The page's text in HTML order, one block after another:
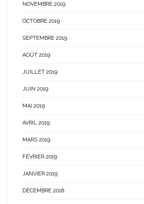
NOVEMBRE 2019
OCTOBRE 2019
SEPTEMBRE 2019
AOÛT 2019
JUILLET 2019
JUIN 2019
MAI 2019
AVRIL 2019
MARS 2019
FÉVRIER 2019
JANVIER 2019
DÉCEMBRE 2018